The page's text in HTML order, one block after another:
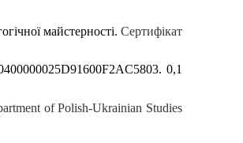
майстерності.Сертифікат
0,1
of Polish-Ukrainian Studies